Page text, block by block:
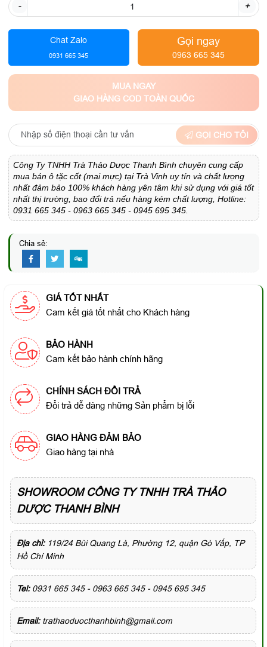
- +
Chat Zalo
0931 665 345
Gọi ngay
0963 665 345
MUA NGAY
GIAO HÀNG COD TOÀN QUỐC
GỌI CHO TÔI
Công Ty TNHH Trà Thảo Dược Thanh Bình chuyên cung cấp
mua bán ô tặc cốt (mai mực) tại Trà Vinh uy tín và chất lượng
nhất đảm bảo 100% khách hàng yên tâm khi sử dụng với giá tốt
nhất thị trường, bao đổi trả nếu hàng kém chất lượng, Hotline:
0931 665 345 - 0963 665 345 - 0945 695 345.
Chia sẻ:
GIÁ TỐT NHẤT
Cam kết giá tốt nhất cho Khách hàng
BẢO HÀNH
Cam kết bảo hành chính hãng
CHÍNH SÁCH ĐỔI TRẢ
Đổi trả dễ dàng những Sản phẩm bị lỗi
GIAO HÀNG ĐẢM BẢO
Giao hàng tại nhà
SHOWROOM CÔNG TY TNHH TRÀ THẢO
DƯỢC THANH BÌNH
Địa chỉ: 119/24 Bùi Quang Là, Phường 12, quận Gò Vấp, TP
Hồ Chí Minh
Tel:0931 665 345 - 0963 665 345 - 0945 695 345
Email:trathaoduocthanhbinh@gmail.com